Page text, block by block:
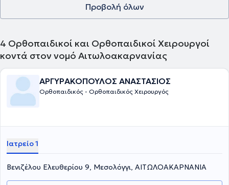
Προβολή όλων
4 Ορθοπαιδικοί και Ορθοπαιδικοί Χειρουργοί
κοντά στον νομό Αιτωλοακαρνανίας
ΑΡΓΥΡΑΚΟΠΟΥΛΟΣ ΑΝΑΣΤΑΣΙΟΣ
Ορθοπαιδικός - Ορθοπαιδικός Χειρουργός
Ιατρείο 1
Βενιζέλου Ελευθερίου 9, Μεσολόγγι, ΑΙΤΩΛΟΑΚΑΡΝΑΝΙΑ